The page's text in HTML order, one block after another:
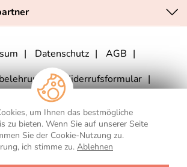
um Ihnen das bestmögliche
zu bieten. Wenn Sie auf unserer Seite
Sie der Cookie-Nutzung zu.
ich stimme zu. Ablehnen
Datenschutz
AGB
Widerrufsformular
Vertrag widerrufen
Deutschland. Die Lieferzeiten für andere Länder